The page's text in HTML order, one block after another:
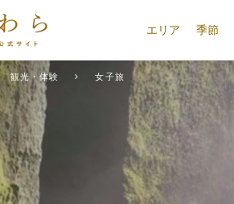
エリア 季節
観光・体験 女子旅